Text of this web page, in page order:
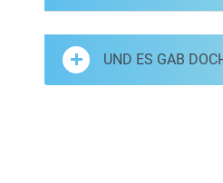
UND ES GAB